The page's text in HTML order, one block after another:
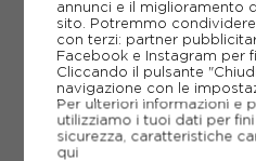
GUIDA ALLE TAGLIE
DOMANDE
Come ordinare la
annunci e il miglioramento
sito. Potremmo
con terzi: partner
Facebook e Instagram per
Cliccando il pulsante
navigazione con le
Per ulteriori informazioni e
utilizziamo i tuoi dati per
sicurezza, caratteristiche
qui